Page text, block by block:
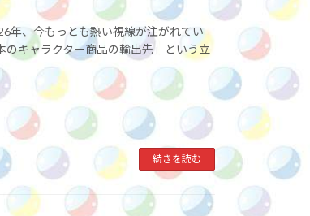
年、今もっとも熱い視線が注がれてい
キャラクター商品の輸出先」という立
続きを読む